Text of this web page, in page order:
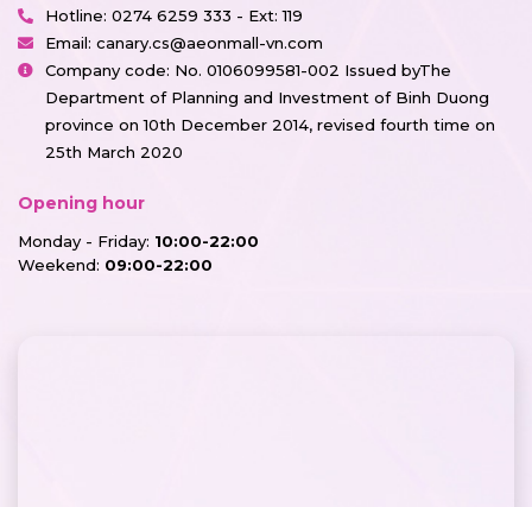
Hotline: 0274 6259 333 - Ext: 119
Email: canary.cs@aeonmall-vn.com
Company code: No. 0106099581-002 Issued byThe
Department of Planning and Investment of Binh Duong
province on 10th December 2014, revised fourth time on
25th March 2020
Opening hour
Monday - Friday: 10:00-22:00
Weekend: 09:00-22:00